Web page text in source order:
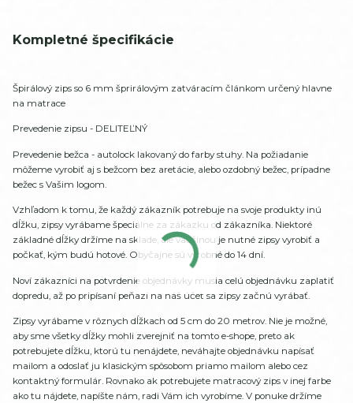
Kompletné špecifikácie
Špirálový zips so 6 mm šprirálovým zatváracím článkom určený hlavne
na matrace
Prevedenie zipsu - DELITEĽNÝ
Prevedenie bežca - autolock lakovaný do farby stuhy. Na požiadanie
môžeme vyrobiť aj s bežcom bez aretácie, alebo ozdobný bežec, prípadne
bežec s Vašim logom.
Vzhľadom k tomu, že každý zákazník potrebuje na svoje produkty inú
dĺžku, zipsy vyrábame špeciálne za zákazku od zákazníka. Niektoré
základné dĺžky držíme na sklade, ale väčšinou je nutné zipsy vyrobiť a
počkať, kým budú hotové. Obyčajne sú vyrobné do 14 dní.
Noví zákazníci na potvrdenie objednávky musia celú objednávku zaplatiť
dopredu, až po pripísaní peňazí na náš účet sa zipsy začnú vyrábať.
Zipsy vyrábame v rôznych dĺžkach od 5 cm do 20 metrov. Nie je možné,
aby sme všetky dĺžky mohli zverejniť na tomto e-shope, preto ak
potrebujete dĺžku, ktorú tu nenájdete, neváhajte objednávku napísať
mailom a odoslať ju klasickým spôsobom priamo mailom alebo cez
kontaktný formulár. Rovnako ak potrebujete matracový zips v inej farbe
ako tu nájdete, napíšte nám, radi Vám ich vyrobíme. V ponuke držíme